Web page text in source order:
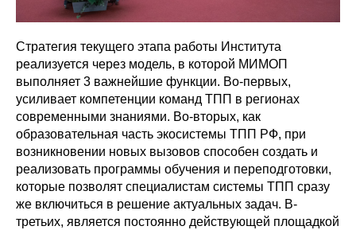
Стратегия текущего этапа работы Института
реализуется через модель, в которой МИМОП
выполняет 3 важнейшие функции. Во-первых,
усиливает компетенции команд ТПП в регионах
современными знаниями. Во-вторых, как
образовательная часть экосистемы ТПП РФ, при
возникновении новых вызовов способен создать и
реализовать программы обучения и переподготовки,
которые позволят специалистам системы ТПП сразу
же включиться в решение актуальных задач. В-
третьих, является постоянно действующей площадкой